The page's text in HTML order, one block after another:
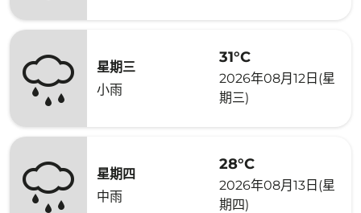
星期三
小雨
31°C
2026年08月12日(星
期三)
星期四
中雨
28°C
2026年08月13日(星
期四)